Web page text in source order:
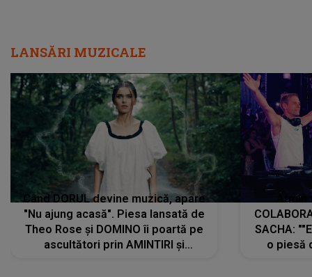
LANSĂRI MUZICALE
Când DORUL devine muzică, apare
"Nu ajung acasă". Piesa lansată de
Theo Rose și DOMINO îi poartă pe
ascultători prin AMINTIRI și
SACHA:
o piesă